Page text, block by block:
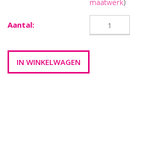
maatwerk)
Aantal: